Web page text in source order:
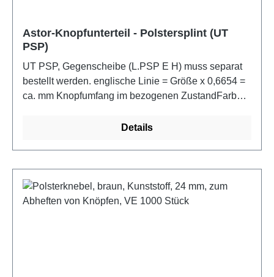
Astor-Knopfunterteil - Polstersplint (UT
PSP)
UT PSP, Gegenscheibe (L.PSP E H) muss separat
bestellt werden. englische Linie = Größe x 0,6654 =
ca. mm Knopfumfang im bezogenen ZustandFarbe:
Details